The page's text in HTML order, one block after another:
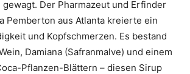
gewagt. Der Pharmazeut und Erfinder
Pemberton aus Atlanta kreierte ein
und Kopfschmerzen. Es bestand
Damiana (Safranmalve) und einem
Pflanzen-Blättern – diesen Sirup